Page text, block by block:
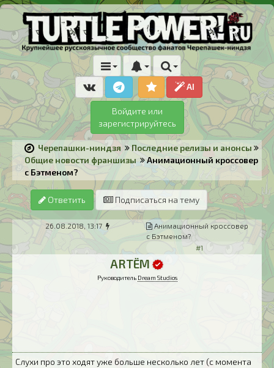
AI
Войдите или
зарегистрируйтесь
Черепашки-ниндзя
Последние релизы и анонсы
Общие новости франшизы
Анимационный кроссовер
с Бэтменом?
Ответить Подписаться на тему
26.08.2018, 13:17
Анимационный кроссовер
с Бэтменом?
#1
ARTЁM
Руководитель Dream Studios
Слухи про это ходят уже больше несколько лет (с момента